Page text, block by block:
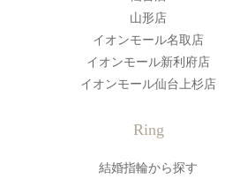
山形店
イオンモール名取店
イオンモール新利府店
イオンモール仙台上杉店
Ring
結婚指輪から探す